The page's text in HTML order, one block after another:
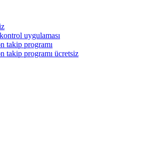
uygulaması
takip programı
takip programı ücretsiz